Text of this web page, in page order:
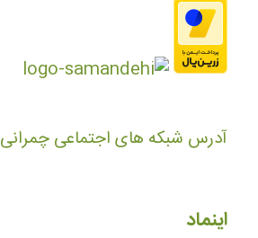
آدرس شبکه های اجتماعی چمرانی
اینماد